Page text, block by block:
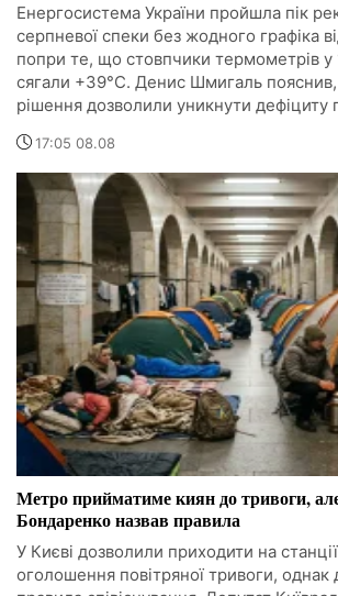
Енергосистема України пройшла пік
серпневої спеки без жодного графіка
попри те, що стовпчики термометрів у
сягали +39°C. Денис Шмигаль пояснив,
рішення дозволили уникнути дефіциту
17:05 08.08
Метро прийматиме киян до тривоги,
Бондаренко назвав правила
У Києві дозволили приходити на
оголошення повітряної тривоги, однак